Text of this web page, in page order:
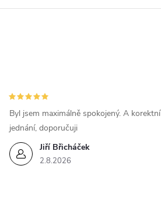
Jiří Břicháček
2.8.2026
Byl jsem maximálně spokojený. A korektní
jednání, doporučuji